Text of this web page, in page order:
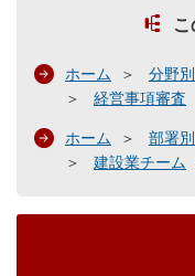
ホーム 分野
経営事項審査
ホーム 部署
建設業チーム